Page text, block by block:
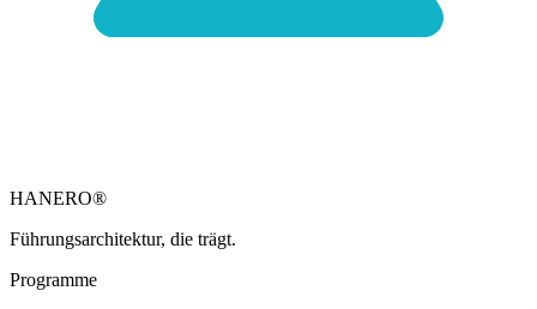
HANERO®
Führungsarchitektur, die trägt.
Programme